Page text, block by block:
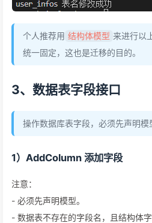
个人推荐用 结构体模型 来进行以
统一固定，这也是迁移的目的。
3、数据表字段接口
操作数据库表字段，必须先声明模
1）AddColumn 添加字段
注意：
- 必须先声明模型。
- 数据表不存在的字段名，且结构体字